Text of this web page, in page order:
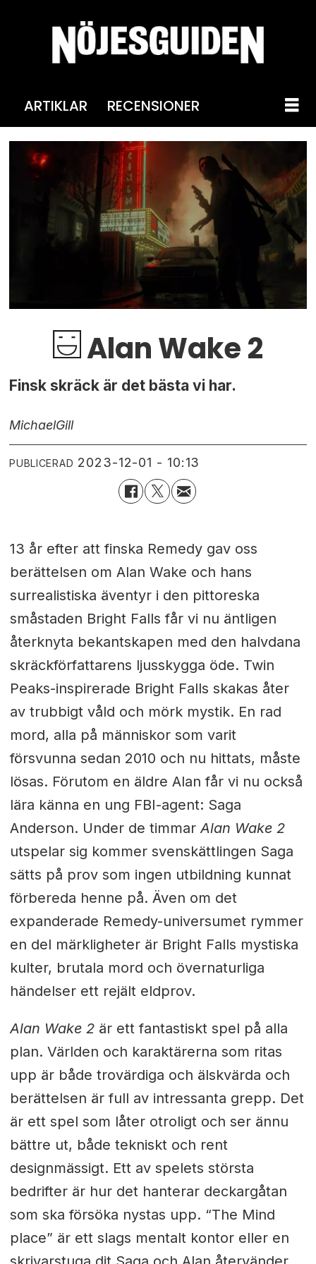
ARTIKLAR RECENSIONER
Alan Wake 2
Finsk skräck är det bästa vi har.
MichaelGill
PUBLICERAD 2023-12-01 - 10:13
13 år efter att finska Remedy gav oss
berättelsen om Alan Wake och hans
surrealistiska äventyr i den pittoreska
småstaden Bright Falls får vi nu äntligen
återknyta bekantskapen med den halvdana
skräckförfattarens ljusskygga öde. Twin
Peaks-inspirerade Bright Falls skakas åter
av trubbigt våld och mörk mystik. En rad
mord, alla på människor som varit
försvunna sedan 2010 och nu hittats, måste
lösas. Förutom en äldre Alan får vi nu också
lära känna en ung FBI-agent: Saga
Anderson. Under de timmarAlan Wake 2
utspelar sig kommer svenskättlingen Saga
sätts på prov som ingen utbildning kunnat
förbereda henne på. Även om det
expanderade Remedy-universumet rymmer
en del märkligheter är Bright Falls mystiska
kulter, brutala mord och övernaturliga
händelser ett rejält eldprov.
Alan Wake 2är ett fantastiskt spel på alla
plan. Världen och karaktärerna som ritas
upp är både trovärdiga och älskvärda och
berättelsen är full av intressanta grepp. Det
är ett spel som låter otroligt och ser ännu
bättre ut, både tekniskt och rent
designmässigt. Ett av spelets största
bedrifter är hur det hanterar deckargåtan
som ska försöka nystas upp. “The Mind
place” är ett slags mentalt kontor eller en